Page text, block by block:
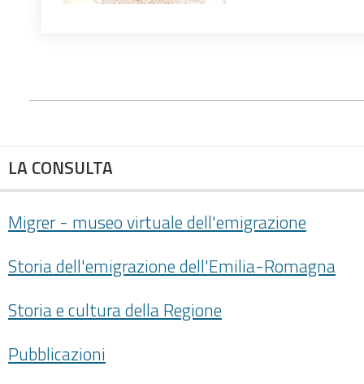
LA CONSULTA
Migrer - museo virtuale dell'emigrazione
Storia dell'emigrazione dell'Emilia-Romagna
Storia e cultura della Regione
Pubblicazioni